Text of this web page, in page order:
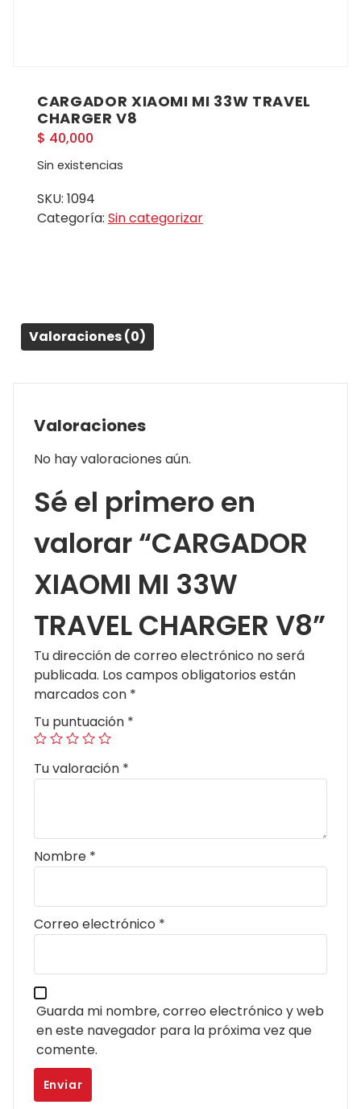
CARGADOR XIAOMI MI 33W TRAVEL
CHARGER V8
$ 40,000
Sin existencias
SKU: 1094
Categoría: Sin categorizar
Valoraciones (0)
Valoraciones
No hay valoraciones aún.
Sé el primero en
valorar “CARGADOR
XIAOMI MI 33W
TRAVEL CHARGER V8”
Tu dirección de correo electrónico no será
publicada. Los campos obligatorios están
marcados con *
Tu puntuación *
Tu valoración *
Nombre *
Correo electrónico *
Guarda mi nombre, correo electrónico y web
en este navegador para la próxima vez que
comente.